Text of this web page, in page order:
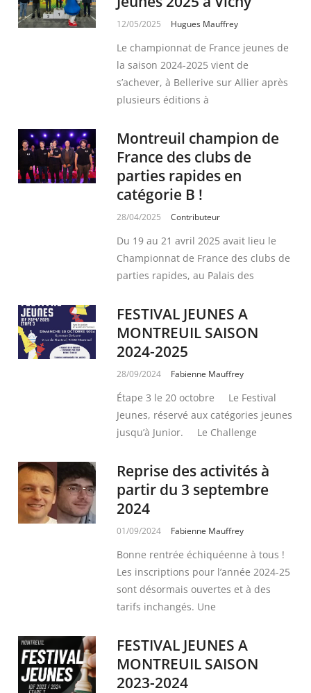
12/05/2025 Hugues Mauffrey
Le championnat de France jeunes de
la saison 2024-2025 vient de
s’achever, à Bellerive sur Allier après
plusieurs éditions à
Montreuil champion de
France des clubs de
parties rapides en
catégorie B !
28/04/2025 Contributeur
Du 19 au 21 avril 2025 avait lieu le
Championnat de France des clubs de
parties rapides, au Palais des
FESTIVAL JEUNES A
MONTREUIL SAISON
2024-2025
28/09/2024 Fabienne Mauffrey
Étape 3 le 20 octobre Le Festival
Jeunes, réservé aux catégories jeunes
jusqu’à Junior. Le Challenge
Reprise des activités à
partir du 3 septembre
2024
01/09/2024 Fabienne Mauffrey
Bonne rentrée échiquéenne à tous !
Les inscriptions pour l’année 2024-25
sont désormais ouvertes et à des
tarifs inchangés. Une
FESTIVAL JEUNES A
MONTREUIL SAISON
2023-2024